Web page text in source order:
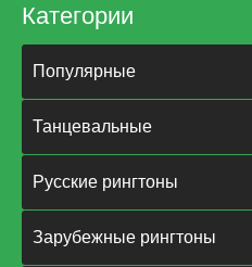
Категории
Популярные
Танцевальные
Русские рингтоны
Зарубежные рингтоны